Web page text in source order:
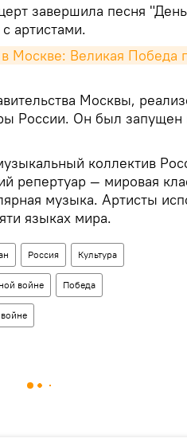
завершила песня
артистами.
Москве: Великая Победа
Москвы,
России. Он был запущен
коллектив
репертуар — мировая
музыка. Артисты
языках мира.
Россия Культура
войне Победа